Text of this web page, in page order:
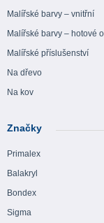
Malířské barvy – vnitřní
Malířské barvy – hotové
Malířské příslušenství
Na dřevo
Na kov
Značky
Primalex
Balakryl
Bondex
Sigma